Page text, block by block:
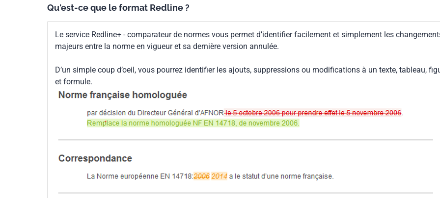
Qu'est-ce que le format Redline ?
Le service Redline+ - comparateur de normes vous permet d’identifier facilement et simplement les
majeurs entre la norme en vigueur et sa dernière version annulée.
D’un simple coup d’oeil, vous pourrez identifier les ajouts, suppressions ou modifications à un texte, tableau,
et formule.